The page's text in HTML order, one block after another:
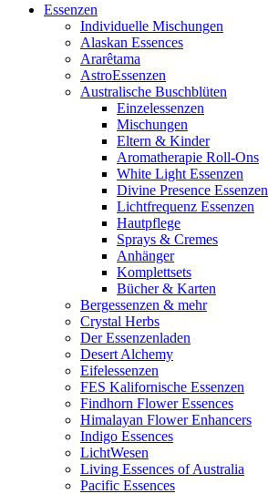
Essenzen
Individuelle Mischungen
Alaskan Essences
Ararêtama
AstroEssenzen
Australische Buschblüten
Einzelessenzen
Mischungen
Eltern & Kinder
Aromatherapie Roll-Ons
White Light Essenzen
Divine Presence Essenzen
Lichtfrequenz Essenzen
Hautpflege
Sprays & Cremes
Anhänger
Komplettsets
Bücher & Karten
Bergessenzen & mehr
Crystal Herbs
Der Essenzenladen
Desert Alchemy
Eifelessenzen
FES Kalifornische Essenzen
Findhorn Flower Essences
Himalayan Flower Enhancers
Indigo Essences
LichtWesen
Living Essences of Australia
Pacific Essences